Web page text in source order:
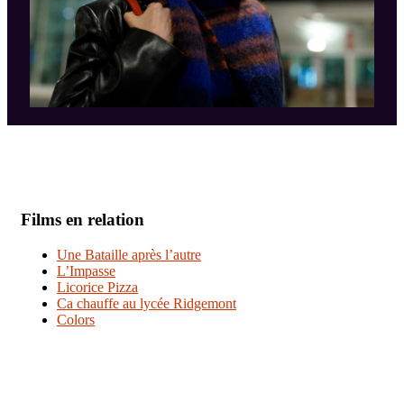
Films en relation
Une Bataille après l’autre
L’Impasse
Licorice Pizza
Ca chauffe au lycée Ridgemont
Colors